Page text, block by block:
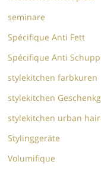
seminare
Spécifique Anti Fett
Spécifique Anti
stylekitchen farbkuren
stylekitchen
stylekitchen urban
Stylinggeräte
Volumifique